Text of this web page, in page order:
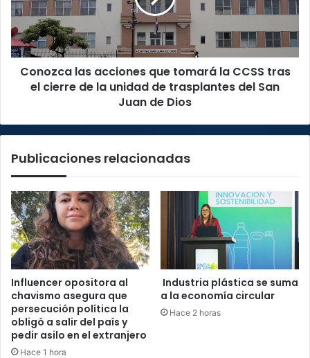
la
CCSS
tras
el
cierre
de
del
de
Dios
Conozca las acciones que tomará la CCSS tras
el cierre de la unidad de trasplantes del San
Juan de Dios
Publicaciones relacionadas
Influencer opositora al
chavismo asegura que
persecución política la
obligó a salir del país y
pedir asilo en el extranjero
Hace 1 hora
Industria plástica se suma
a la economía circular
Hace 2 horas